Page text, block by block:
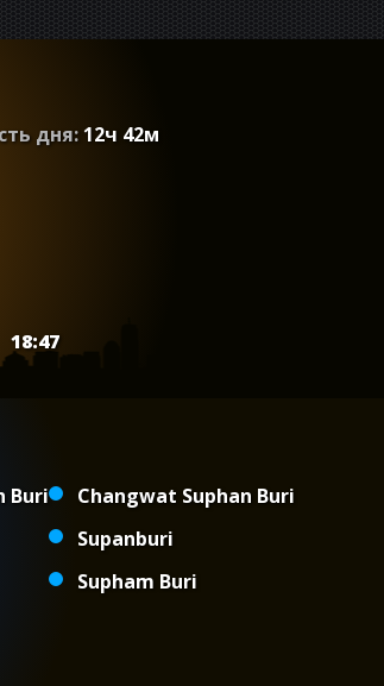
дня: 12ч 42м
18:47
Buri
Changwat Suphan Buri
Supanburi
Supham Buri